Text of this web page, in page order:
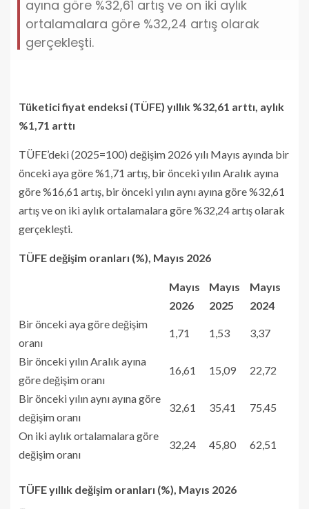
ayına göre %32,61 artış ve on iki aylık
ortalamalara göre %32,24 artış olarak
gerçekleşti.
Tüketici fiyat endeksi (TÜFE) yıllık %32,61 arttı, aylık
%1,71 arttı
TÜFE’deki (2025=100) değişim 2026 yılı Mayıs ayında bir
önceki aya göre %1,71 artış, bir önceki yılın Aralık ayına
göre %16,61 artış, bir önceki yılın aynı ayına göre %32,61
artış ve on iki aylık ortalamalara göre %32,24 artış olarak
gerçekleşti.
TÜFE değişim oranları (%), Mayıs 2026
Mayıs
2026
Mayıs
2025
Mayıs
2024
Bir önceki aya göre değişim
oranı
1,71 1,53 3,37
Bir önceki yılın Aralık ayına
göre değişim oranı
16,61 15,09 22,72
Bir önceki yılın aynı ayına göre
değişim oranı
32,61 35,41 75,45
On iki aylık ortalamalara göre
değişim oranı
32,24 45,80 62,51
TÜFE yıllık değişim oranları (%), Mayıs 2026